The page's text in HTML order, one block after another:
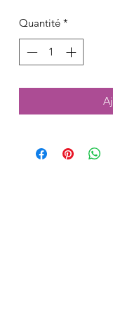
Quantité *